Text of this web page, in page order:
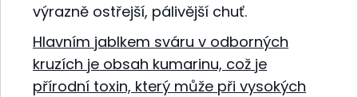
výrazně ostřejší, pálivější chuť.
Hlavním jablkem sváru v odborných
kruzích je obsah kumarinu, což je
přírodní toxin, který může při vysokých